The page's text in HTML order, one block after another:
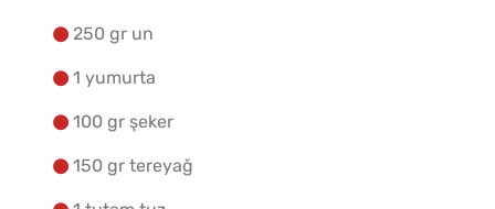
250 gr un
1 yumurta
100 gr şeker
150 gr tereyağ